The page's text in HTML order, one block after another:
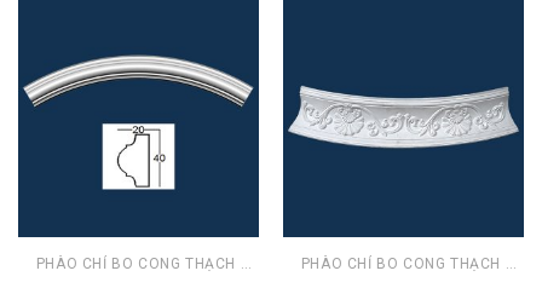
PHÀO CHỈ BO CONG THẠCH CAO PHÀO CHỈ BO CONG THẠCH CAO